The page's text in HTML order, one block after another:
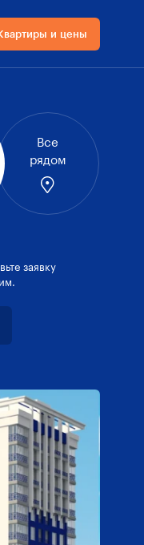
и цены
Квартиры и цены
Все
рядом
заявку